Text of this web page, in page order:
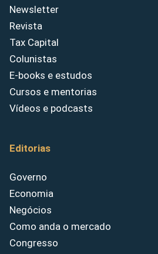
Newsletter
Revista
Tax Capital
Colunistas
E-books e estudos
Cursos e mentorias
Vídeos e podcasts
Editorias
Governo
Economia
Negócios
Como anda o mercado
Congresso